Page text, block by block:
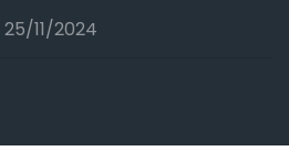
11/2024